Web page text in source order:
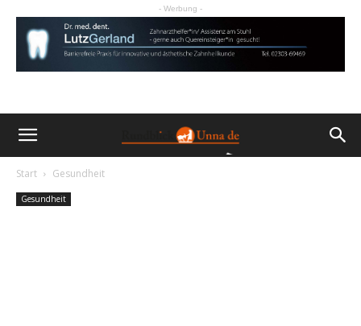
- Werbung -
Start Gesundheit
Gesundheit